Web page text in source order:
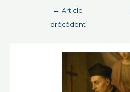
← Article
précédent